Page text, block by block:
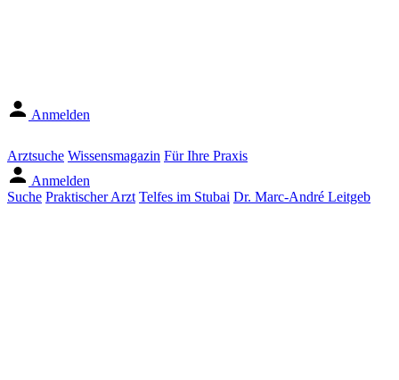
Anmelden
Arztsuche Wissensmagazin Für Ihre Praxis
Anmelden
Suche Praktischer Arzt Telfes im Stubai Dr. Marc-André Leitgeb